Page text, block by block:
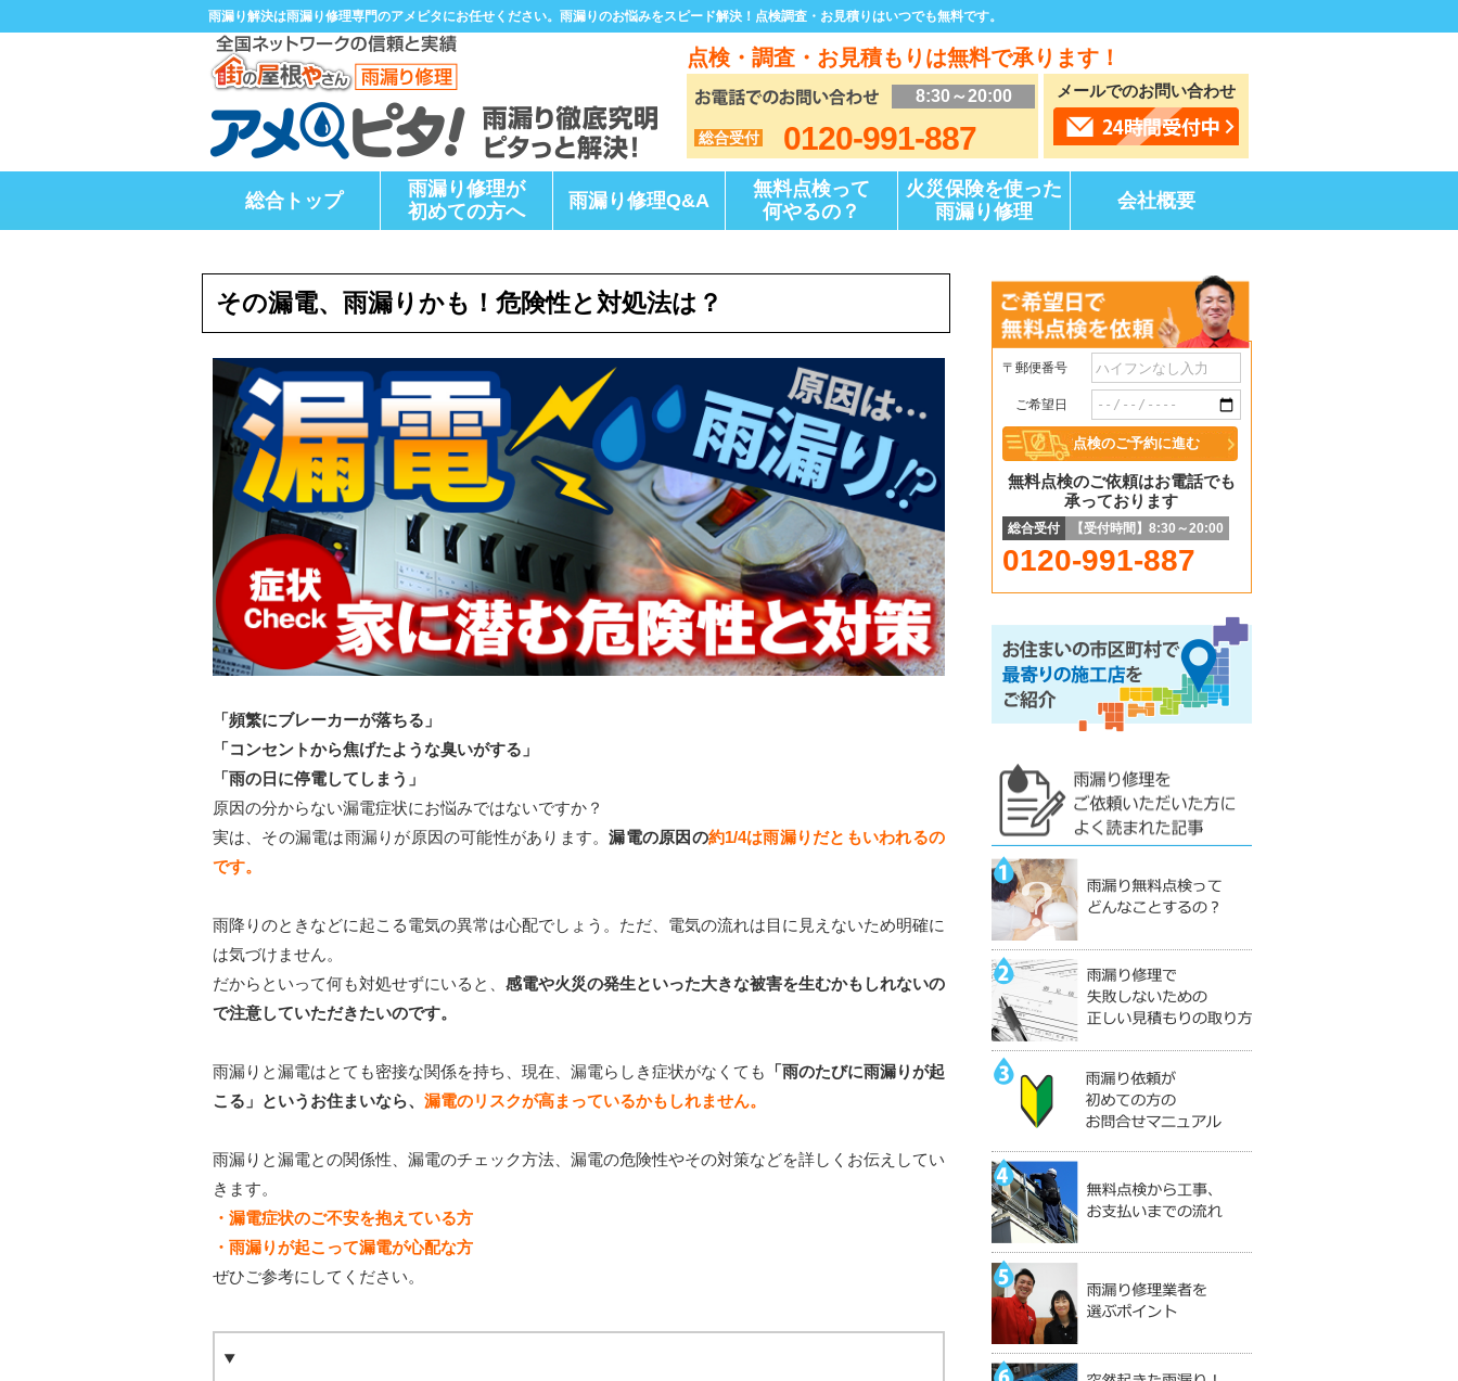
雨漏り解決は雨漏り修理専門のアメピタにお任せください。雨漏りのお悩みをスピード解決！点検調査・お見積りはいつでも無料です。
点検・調査・お見積もりは無料で承ります！
8:30～20:00
総合受付 0120-991-887
メールでのお問い合わせ
総合トップ
雨漏り修理が
初めての方へ
雨漏り修理Q&A
無料点検って
何やるの？
火災保険を使った
雨漏り修理
会社概要
その漏電、雨漏りかも！危険性と対処法は？
「頻繁にブレーカーが落ちる」
「コンセントから焦げたような臭いがする」
「雨の日に停電してしまう」
原因の分からない漏電症状にお悩みではないですか？
実は、その漏電は雨漏りが原因の可能性があります。漏電の原因の約1/4は雨漏りだともいわれるの
です。
雨降りのときなどに起こる電気の異常は心配でしょう。ただ、電気の流れは目に見えないため明確に
は気づけません。
だからといって何も対処せずにいると、 感電や火災の発生といった大きな被害を生むかもしれないの
で注意していただきたいのです。
雨漏りと漏電はとても密接な関係を持ち、現在、漏電らしき症状がなくても
「雨のたびに雨漏りが起
こる」というお住まいなら、 漏電のリスクが高まっているかもしれません。
雨漏りと漏電との関係性、漏電のチェック方法、漏電の危険性やその対策などを詳しくお伝えしてい
きます。
・漏電症状のご不安を抱えている方
・雨漏りが起こって漏電が心配な方
ぜひご参考にしてください。
〒郵便番号
ご希望日
無料点検のご依頼はお電話でも
承っております
総合受付 【受付時間】8:30～20:00
0120-991-887